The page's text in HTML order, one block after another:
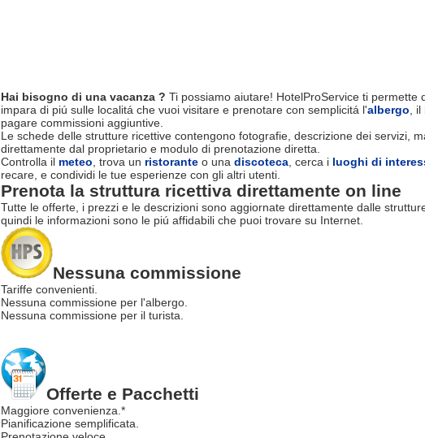
Hai bisogno di una vacanza ? Ti possiamo aiutare! HotelProService ti permette
impara di piú sulle localitá che vuoi visitare e prenotare con semplicitá l'albergo , il
pagare commissioni aggiuntive.
Le schede delle strutture ricettive contengono fotografie, descrizione dei servizi,
direttamente dal proprietario e modulo di prenotazione diretta.
Controlla il meteo , trova un ristorante o una discoteca , cerca i luoghi di
recare, e condividi le tue esperienze con gli altri utenti.
Prenota la struttura ricettiva direttamente on line
Tutte le offerte, i prezzi e le descrizioni sono aggiornate direttamente dalle
quindi le informazioni sono le piú affidabili che puoi trovare su Internet.
Nessuna commissione
Tariffe convenienti.
Nessuna commissione per l'albergo.
Nessuna commissione per il turista.
Offerte e Pacchetti
Maggiore convenienza.*
Pianificazione semplificata.